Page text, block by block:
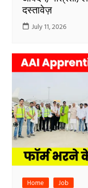
दस्तावेज़
July 11, 2026
Home Job